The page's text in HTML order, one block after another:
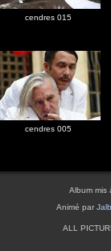
cendres 015
cendres 005
Album mis
Animé par
ALL